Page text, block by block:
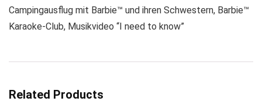
Campingausflug mit Barbie™ und ihren Schwestern, Barbie™
Karaoke-Club, Musikvideo “I need to know”
Related Products